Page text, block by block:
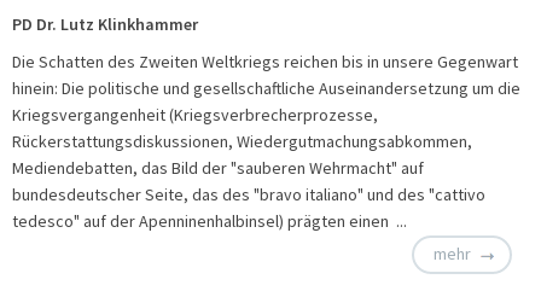
PD Dr. Lutz Klinkhammer
Die Schatten des Zweiten Weltkriegs reichen bis in unsere Gegenwart
hinein: Die politische und gesellschaftliche Auseinandersetzung um die
Kriegsvergangenheit (Kriegsverbrecher­prozesse,
Rückerstattungsdiskussionen, Wiedergutmachungsabkommen,
Mediendebatten, das Bild der "sauberen Wehrmacht" auf
bundesdeutscher Seite, das des "bravo italiano" und des "cattivo
tedesco" auf der Apenninenhalbinsel) prägten einen ...
mehr